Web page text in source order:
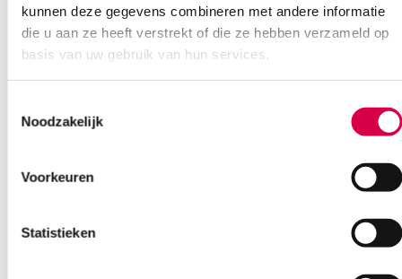
kunnen deze gegevens combineren met andere informatie
die u aan ze heeft verstrekt of die ze hebben verzameld op
basis van uw gebruik van hun services.
Noodzakelijk
Voorkeuren
Statistieken